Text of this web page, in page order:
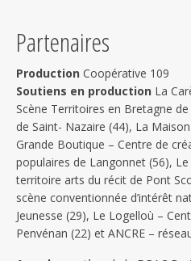
Partenaires
Production Coopérative 109
Soutiens en production La
Scène Territoires en Bretagne
de Saint- Nazaire (44), La
Grande Boutique – Centre de
populaires de Langonnet (56),
territoire arts du récit de Pont
scène conventionnée d’intérêt
Jeunesse (29), Le Logelloù –
Penvénan (22) et ANCRE –